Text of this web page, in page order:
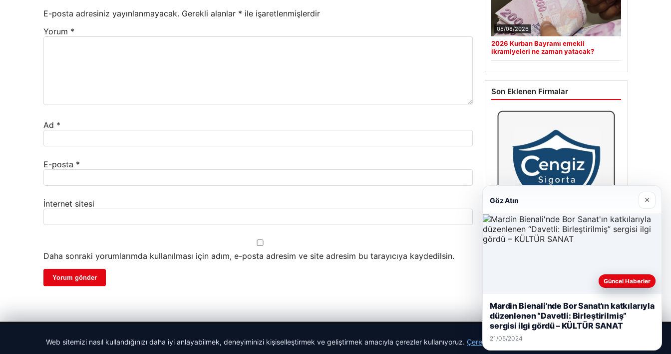
E-posta adresiniz yayınlanmayacak. Gerekli alanlar * ile işaretlenmişlerdir
Yorum *
Ad *
E-posta *
İnternet sitesi
Daha sonraki yorumlarımda kullanılması için adım, e-posta adresim ve site adresim bu tarayıcıya kaydedilsin.
05/08/2026
2026 Kurban Bayramı emekli
ikramiyeleri ne zaman yatacak?
Son Eklenen Firmalar
Cengiz Sigorta
Web sitemizi nasıl kullandığınızı daha iyi anlayabilmek, deneyiminizi kişiselleştirmek ve geliştirmek amacıyla çerezler kullanıyoruz. Çerez Politikamız
Göz Atın ×
Güncel Haberler
Mardin Bienali'nde Bor Sanat'ın katkılarıyla
düzenlenen “Davetli: Birleştirilmiş”
sergisi ilgi gördü – KÜLTÜR SANAT
21/05/2024